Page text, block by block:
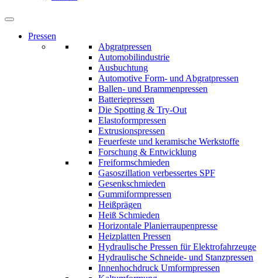
Pressen
Abgratpressen
Automobilindustrie
Ausbuchtung
Automotive Form- und Abgratpressen
Ballen- und Brammenpressen
Batteriepressen
Die Spotting & Try-Out
Elastoformpressen
Extrusionspressen
Feuerfeste und keramische Werkstoffe
Forschung & Entwicklung
Freiformschmieden
Gasoszillation verbessertes SPF
Gesenkschmieden
Gummiformpressen
Heißprägen
Heiß Schmieden
Horizontale Planierraupenpresse
Heizplatten Pressen
Hydraulische Pressen für Elektrofahrzeuge
Hydraulische Schneide- und Stanzpressen
Innenhochdruck Umformpressen